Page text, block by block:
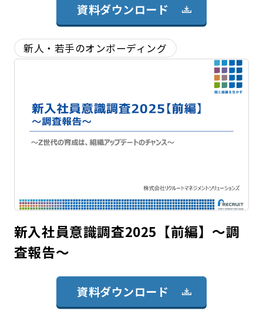
資料ダウンロード
新人・若手のオンボーディング
新入社員意識調査2025【前編】～調
査報告～
資料ダウンロード